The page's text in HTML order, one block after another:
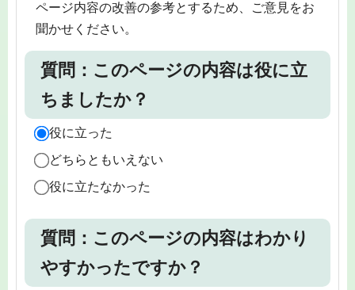
ページ内容の改善の参考とするため、ご意見をお
聞かせください。
質問：このページの内容は役に立
ちましたか？
役に立った
どちらともいえない
役に立たなかった
質問：このページの内容はわかり
やすかったですか？